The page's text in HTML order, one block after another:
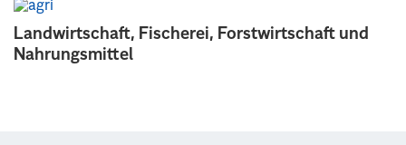
Landwirtschaft, Fischerei, Forstwirtschaft und
Nahrungsmittel